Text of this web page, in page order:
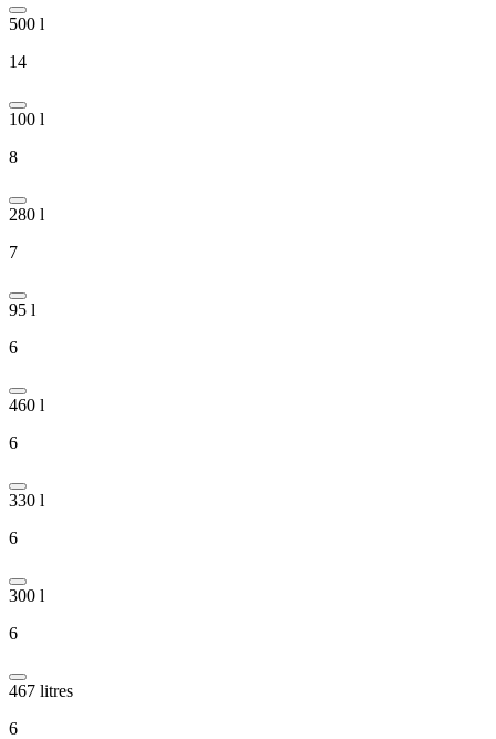
500 l
14
100 l
8
280 l
7
95 l
6
460 l
6
330 l
6
300 l
6
467 litres
6